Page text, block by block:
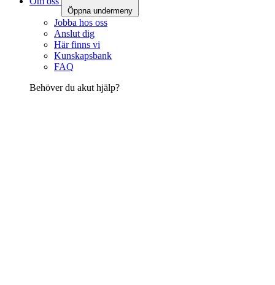
Öppna undermeny
Jobba hos oss
Anslut dig
Här finns vi
Kunskapsbank
FAQ
Behöver du akut hjälp?